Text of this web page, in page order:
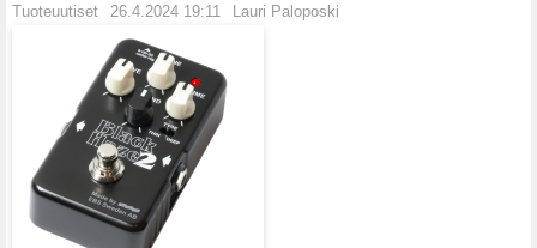
Tuoteuutiset 26.4.2024 19:11 Lauri Paloposki